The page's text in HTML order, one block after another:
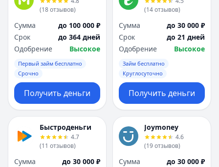
(18отзывов)
Сумма
до 100 000 ₽
Срок
до 364 дней
Одобрение
Высокое
Первый займ бесплатно
Срочно
Получить деньги
(14отзывов)
Сумма
до 30 000 ₽
Срок
до 21 дней
Одобрение
Высокое
Займ бесплатно
Круглосуточно
Получить деньги
Быстроденьги
4.7
(11 отзывов)
Сумма
до 30 000 ₽
Joymoney
4.6
(19отзывов)
Сумма
до 30 000 ₽